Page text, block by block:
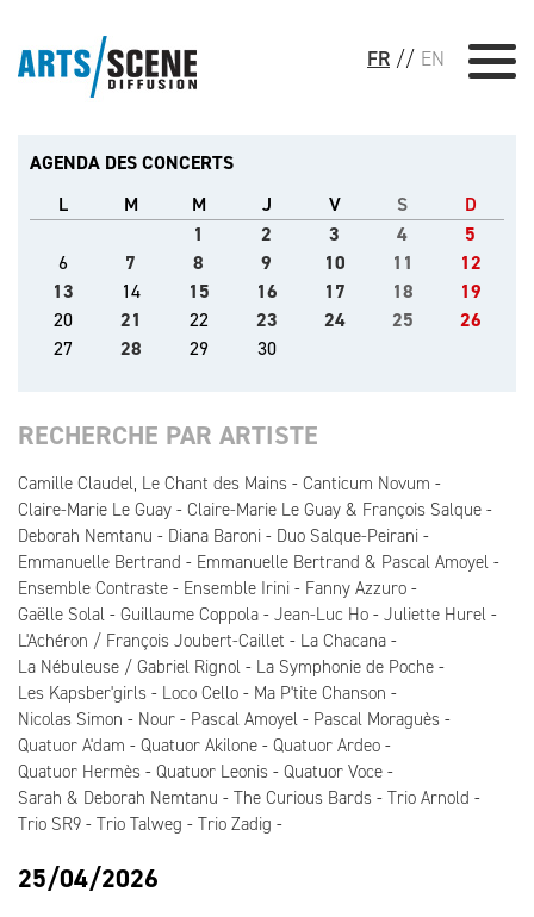
FR // EN
AGENDA DES CONCERTS
L
M M J V S
D
1
2 3 4
5
6
7 8 9 10 11
12
13
14 15 16 17 18
19
20
21 22 23 24 25
26
27
28 29 30
RECHERCHE PAR ARTISTE
Camille Claudel, Le Chant des Mains
Canticum Novum
Claire-Marie Le Guay
Claire-Marie Le Guay & François Salque
Deborah Nemtanu
Diana Baroni
Duo Salque-Peirani
Emmanuelle Bertrand
Emmanuelle Bertrand & Pascal Amoyel
Ensemble Contraste
Ensemble Irini
Fanny Azzuro
Gaëlle Solal
Guillaume Coppola Jean-Luc Ho
Juliette Hurel
L'Achéron / François Joubert-Caillet
La Chacana
La Nébuleuse / Gabriel Rignol
La Symphonie de Poche
Les Kapsber'girls
Loco Cello
Ma P'tite Chanson
Nicolas Simon
Nour Pascal Amoyel
Pascal Moraguès
Quatuor A'dam
Quatuor Akilone
Quatuor Ardeo
Quatuor Hermès
Quatuor Leonis
Quatuor Voce
Sarah & Deborah Nemtanu
The Curious Bards
Trio Arnold
Trio SR9
Trio Talweg Trio Zadig
25/04/2026